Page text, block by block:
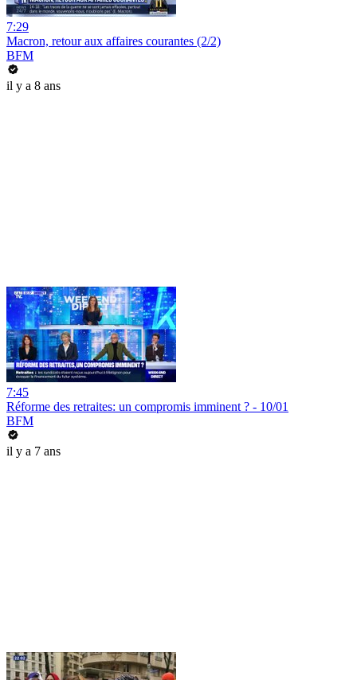
7:29
Macron, retour aux affaires courantes (2/2)
BFM
il y a 8 ans
7:45
Réforme des retraites: un compromis imminent ? - 10/01
BFM
il y a 7 ans